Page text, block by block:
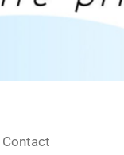
Contact